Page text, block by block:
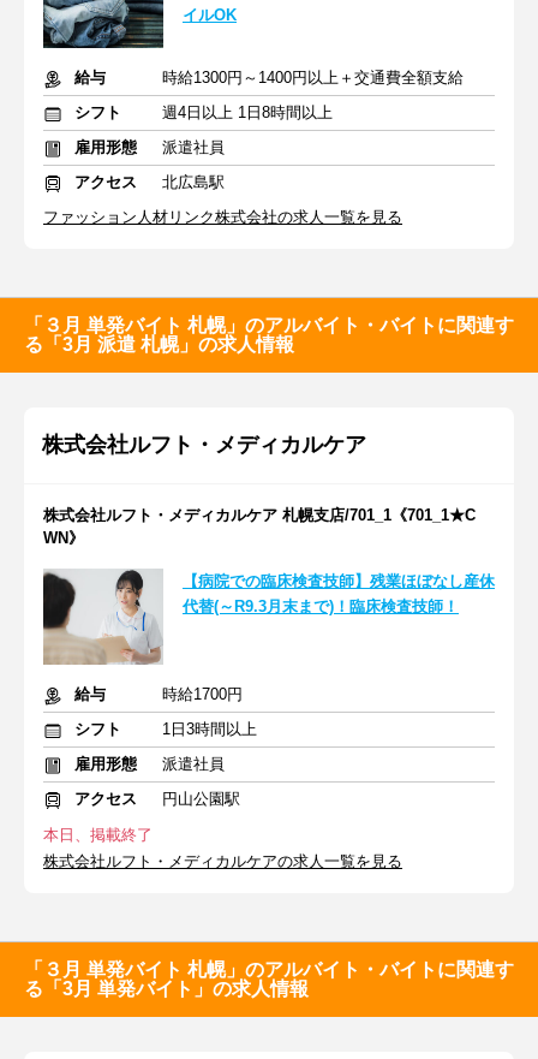
イルOK
給与
時給1300円～1400円以上＋交通費全額支給
シフト
週4日以上 1日8時間以上
雇用形態
派遣社員
アクセス
北広島駅
ファッション人材リンク株式会社の求人一覧を見る
「３月 単発バイト 札幌」のアルバイト・バイトに関連す
る「3月 派遣 札幌」の求人情報
株式会社ルフト・メディカルケア
株式会社ルフト・メディカルケア 札幌支店/701_1《701_1★C
WN》
【病院での臨床検査技師】残業ほぼなし産休
代替(～R9.3月末まで)！臨床検査技師！
給与
時給1700円
シフト
1日3時間以上
雇用形態
派遣社員
アクセス
円山公園駅
本日、掲載終了
株式会社ルフト・メディカルケアの求人一覧を見る
「３月 単発バイト 札幌」のアルバイト・バイトに関連す
る「3月 単発バイト」の求人情報